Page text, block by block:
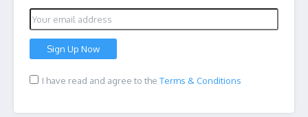
I have read and agree to the Terms & Conditions